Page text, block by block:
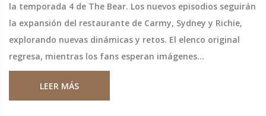
la temporada 4 de The Bear. Los nuevos episodios seguirán
la expansión del restaurante de Carmy, Sydney y Richie,
explorando nuevas dinámicas y retos. El elenco original
regresa, mientras los fans esperan imágenes
promocionales.
LEER MÁS